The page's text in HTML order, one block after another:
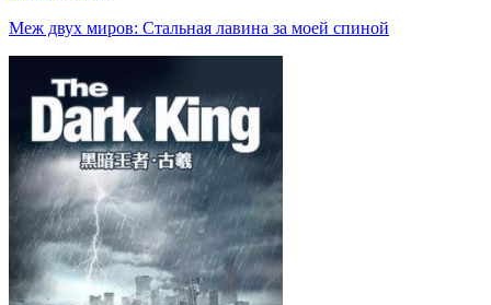
Меж двух миров: Стальная лавина за моей спиной